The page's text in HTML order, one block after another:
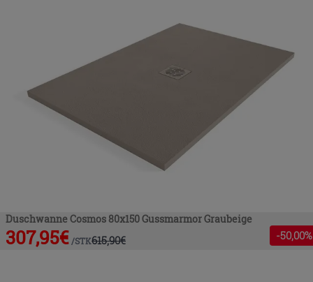
Duschwanne Cosmos 80x150 Gussmarmor Graubeige
307,95€ /STK615,90€ -50,00%